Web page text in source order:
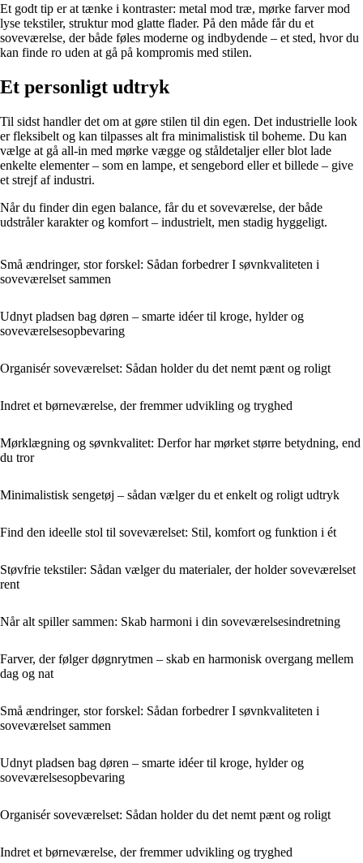
Et godt tip er at tænke i kontraster: metal mod træ, mørke farver mod
lyse tekstiler, struktur mod glatte flader. På den måde får du et
soveværelse, der både føles moderne og indbydende – et sted, hvor du
kan finde ro uden at gå på kompromis med stilen.
Et personligt udtryk
Til sidst handler det om at gøre stilen til din egen. Det industrielle look
er fleksibelt og kan tilpasses alt fra minimalistisk til boheme. Du kan
vælge at gå all-in med mørke vægge og ståldetaljer eller blot lade
enkelte elementer – som en lampe, et sengebord eller et billede – give
et strejf af industri.
Når du finder din egen balance, får du et soveværelse, der både
udstråler karakter og komfort – industrielt, men stadig hyggeligt.
Små ændringer, stor forskel: Sådan forbedrer I søvnkvaliteten i
soveværelset sammen
Udnyt pladsen bag døren – smarte idéer til kroge, hylder og
soveværelsesopbevaring
Organisér soveværelset: Sådan holder du det nemt pænt og roligt
Indret et børneværelse, der fremmer udvikling og tryghed
Mørklægning og søvnkvalitet: Derfor har mørket større betydning, end
du tror
Minimalistisk sengetøj – sådan vælger du et enkelt og roligt udtryk
Find den ideelle stol til soveværelset: Stil, komfort og funktion i ét
Støvfrie tekstiler: Sådan vælger du materialer, der holder soveværelset
rent
Når alt spiller sammen: Skab harmoni i din soveværelsesindretning
Farver, der følger døgnrytmen – skab en harmonisk overgang mellem
dag og nat
Små ændringer, stor forskel: Sådan forbedrer I søvnkvaliteten i
soveværelset sammen
Udnyt pladsen bag døren – smarte idéer til kroge, hylder og
soveværelsesopbevaring
Organisér soveværelset: Sådan holder du det nemt pænt og roligt
Indret et børneværelse, der fremmer udvikling og tryghed